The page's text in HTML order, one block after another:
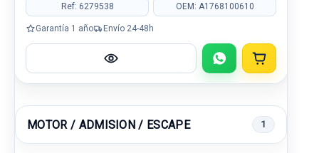
Ref: 6279538 OEM: A1768100610
Garantía 1 año Envío 24-48h
MOTOR / ADMISION / ESCAPE 1